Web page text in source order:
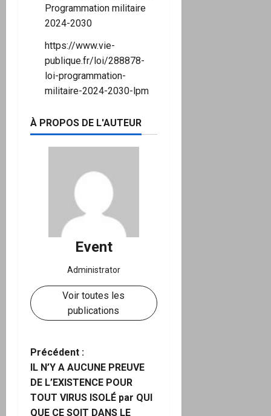
Programmation militaire
2024-2030
https://www.vie-
publique.fr/loi/288878-
loi-programmation-
militaire-2024-2030-lpm
À PROPOS DE L'AUTEUR
Event
Administrator
Voir toutes les
publications
N
a
v
Précédent :
IL N’Y A AUCUNE PREUVE
DE L’EXISTENCE POUR
TOUT VIRUS ISOLÉ par QUI
QUE CE SOIT DANS LE